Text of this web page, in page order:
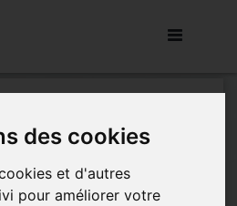
des cookies
et d'autres
pour améliorer votre
Toggle
de